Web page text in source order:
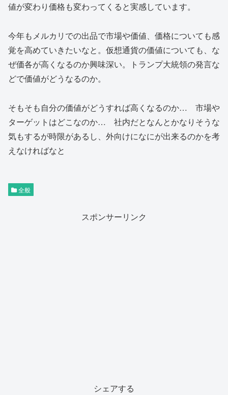
値が変わり価格も変わってくると実感しています。
今年もメルカリでの出品で市場や価値、価格についても感
覚を高めていきたいなと。仮想通貨の価値についても、な
ぜ価各が高くなるのか興味深い。トランプ大統領の発言な
どで価値がどうなるのか。
そもそも自分の価値がどうすれば高くなるのか… 市場や
ターゲットはどこなのか… 社内だとなんとかなりそうな
気もするが時限があるし、外向けになにが出来るのかを考
えなければなと
全般
スポンサーリンク
シェアする